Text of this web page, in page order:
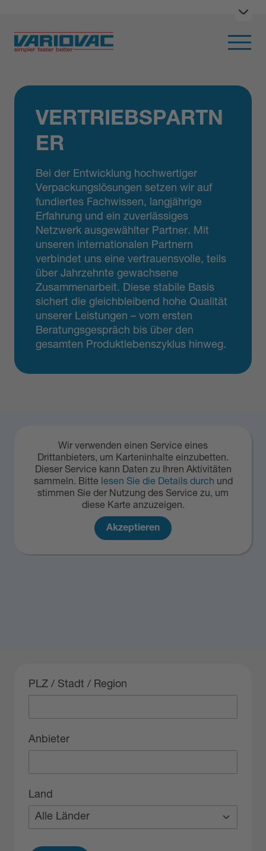
VERTRIEBSPARTN
ER
Bei der Entwicklung hochwertiger
Verpackungslösungen setzen wir auf
fundiertes Fachwissen, langjährige
Erfahrung und ein zuverlässiges
Netzwerk ausgewählter Partner. Mit
unseren internationalen Partnern
verbindet uns eine vertrauensvolle, teils
über Jahrzehnte gewachsene
Zusammenarbeit. Diese stabile Basis
sichert die gleichbleibend hohe Qualität
unserer Leistungen – vom ersten
Beratungsgespräch bis über den
gesamten Produktlebenszyklus hinweg.
Wir verwenden einen Service eines
Drittanbieters, um Karteninhalte einzubetten.
Dieser Service kann Daten zu Ihren Aktivitäten
sammeln. Bitte lesen Sie die Details durch und
stimmen Sie der Nutzung des Service zu, um
diese Karte anzuzeigen.
Akzeptieren
PLZ / Stadt / Region
Anbieter
Land